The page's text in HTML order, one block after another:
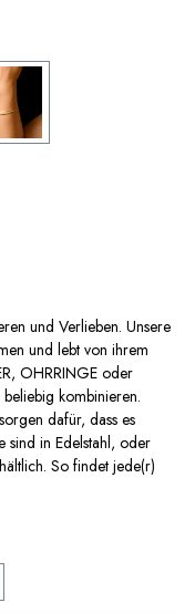
und Verlieben. Unsere
und lebt von ihrem
OHRRINGE oder
beliebig kombinieren.
dafür, dass es
sind in Edelstahl, oder
So findet jede(r)